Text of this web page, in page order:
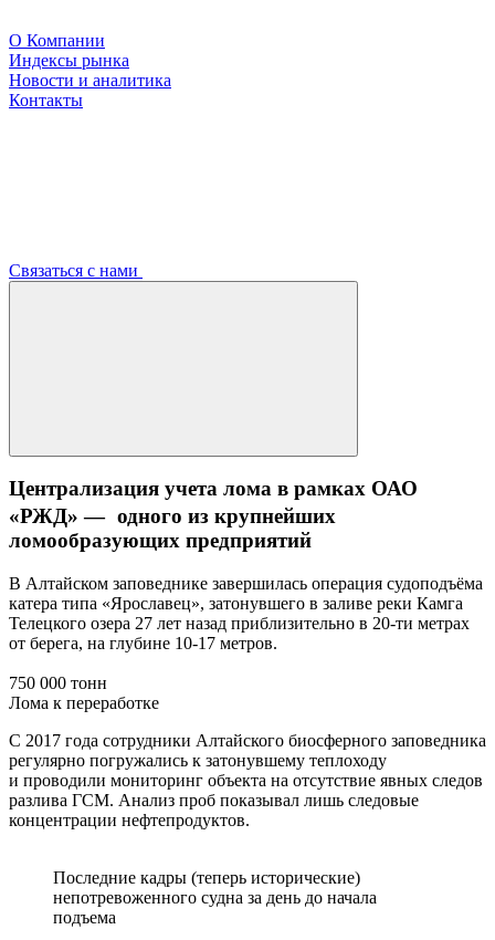
О Компании
Индексы рынка
Новости и аналитика
Контакты
Связаться с нами
Централизация учета лома в рамках ОАО
«РЖД» — одного из крупнейших
ломообразующих предприятий
В Алтайском заповеднике завершилась операция судоподъёма
катера типа «Ярославец», затонувшего в заливе реки Камга
Телецкого озера 27 лет назад приблизительно в 20-ти метрах
от берега, на глубине 10-17 метров.
750 000 тонн
Лома к переработке
С 2017 года сотрудники Алтайского биосферного заповедника
регулярно погружались к затонувшему теплоходу
и проводили мониторинг объекта на отсутствие явных следов
разлива ГСМ. Анализ проб показывал лишь следовые
концентрации нефтепродуктов.
Последние кадры (теперь исторические)
непотревоженного судна за день до начала
подъема